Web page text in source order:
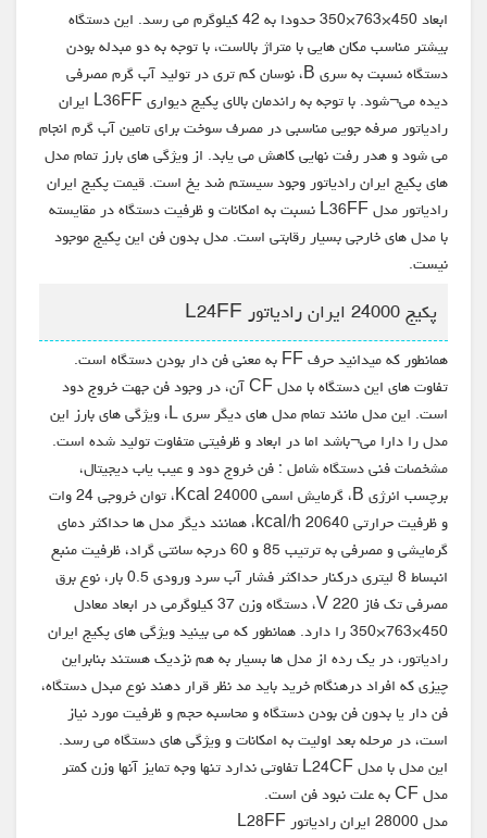
ابعاد 450×763×350 حدودا به 42 کیلوگرم می رسد. این دستگاه
بیشتر مناسب مکان هایی با متراژ بالاست، با توجه به دو مبدله بودن
دستگاه نسبت به سری B، نوسان کم تری در تولید آب گرم مصرفی
دیده می¬شود. با توجه به راندمان بالای پکیج دیواری L36FF ایران
رادیاتور صرفه جویی مناسبی در مصرف سوخت برای تامین آب گرم انجام
می شود و هدر رفت نهایی کاهش می یابد. از ویژگی های بارز تمام مدل
های پکیج ایران رادیاتور وجود سیستم ضد یخ است. قیمت پکیج ایران
رادیاتور مدل L36FF نسبت به امکانات و ظرفیت دستگاه در مقایسته
با مدل های خارجی بسیار رقابتی است. مدل بدون فن این پکیج موجود
نیست.
پکیج 24000 ایران رادیاتور L24FF
همانطور که میدانید حرف FF به معنی فن دار بودن دستگاه است.
تفاوت های این دستگاه با مدل CF آن، در وجود فن جهت خروج دود
است. این مدل مانند تمام مدل های دیگر سری L، ویژگی های بارز این
مدل را دارا می¬باشد اما در ابعاد و ظرفیتی متفاوت تولید شده است.
مشخصات فنی دستگاه شامل : فن خروج دود و عیب یاب دیجیتال،
برچسب انرژی B، گرمایش اسمی 24000 Kcal، توان خروجی 24 وات
و ظرفیت حرارتی 20640 kcal/h، همانند دیگر مدل ها حداکثر دمای
گرمایشی و مصرفی به ترتیب 85 و 60 درجه سانتی گراد، ظرفیت منبع
انبساط 8 لیتری درکنار حداکثر فشار آب سرد ورودی 0.5 بار، نوع برق
مصرفی تک فاز 220 V، دستگاه وزن 37 کیلوگرمی در ابعاد معادل
450×763×350 را دارد. همانطور که می بینید ویژگی های پکیج ایران
رادیاتور، در یک رده از مدل ها بسیار به هم نزدیک هستند بنابراین
چیزی که افراد درهنگام خرید باید مد نظر قرار دهند نوع مبدل دستگاه،
فن دار یا بدون فن بودن دستگاه و محاسبه حجم و ظرفیت مورد نیاز
است، در مرحله بعد اولیت به امکانات و ویژگی های دستگاه می رسد.
این مدل با مدل L24CF تفاوتی ندارد تنها وجه تمایز آنها وزن کمتر
مدل CF به علت نبود فن است.
مدل 28000 ایران رادیاتور L28FF